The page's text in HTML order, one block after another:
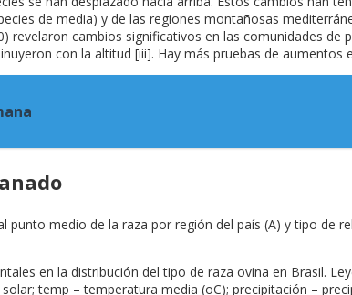
de media) y de las regiones montañosas
cambios significativos en las comunidades
con la altitud [iii]. Hay más pruebas de
punto medio de la raza por región del país (A) y tipo de
en la distribución del tipo de raza ovina en Brasil.
temp – temperatura media (oC); precipitación –